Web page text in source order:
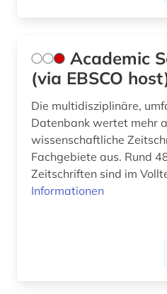
Academic
(via EBSCO
Die multidisziplinäre,
Datenbank wertet mehr
wissenschaftliche
Fachgebiete aus. Rund
Zeitschriften sind im
Informationen